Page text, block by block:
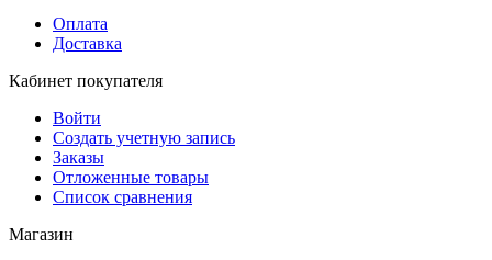
Оплата
Доставка
Кабинет покупателя
Войти
Создать учетную запись
Заказы
Отложенные товары
Список сравнения
Магазин